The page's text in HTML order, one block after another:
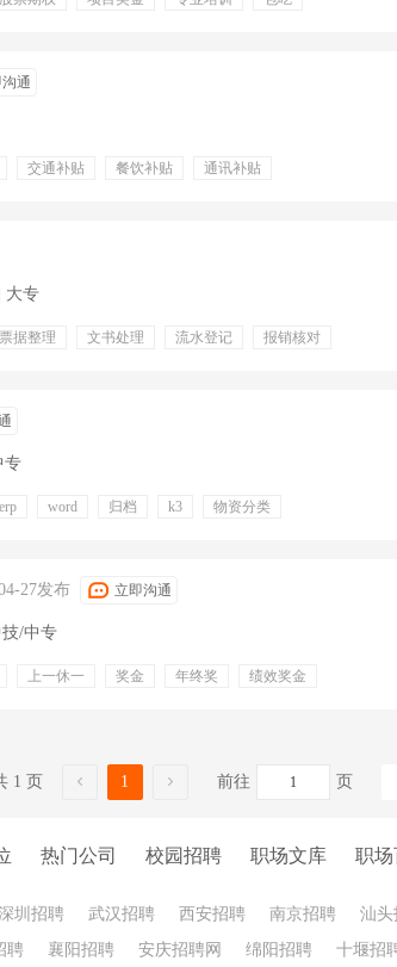
通
交通补贴 餐饮补贴
通讯补贴
大专
票据整理 文书处理 流水登记
报销核对
专
erp word 归档 k3
物资分类
27发布 立即沟通
/中专
上一休一 奖金 年终奖
绩效奖金
1 页 1 前往 页
热门公司 校园招聘 职场文库 职
圳招聘 武汉招聘 西安招聘 南京招聘 汕头
聘 襄阳招聘 安庆招聘网 绵阳招聘 十堰招